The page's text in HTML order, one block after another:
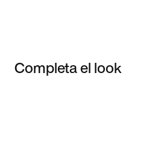
Completa el look